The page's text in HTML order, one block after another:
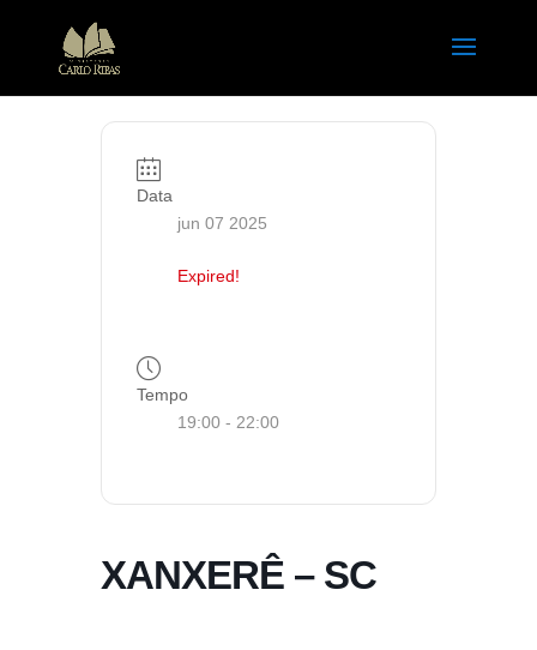
Data
jun 07 2025
Expired!
Tempo
19:00 - 22:00
XANXERÊ – SC